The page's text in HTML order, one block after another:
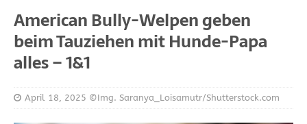
American Bully-Welpen geben
beim Tauziehen mit Hunde-Papa
alles – 1&1
April 18, 2025 ©Img. Saranya_Loisamutr/Shutterstock.com